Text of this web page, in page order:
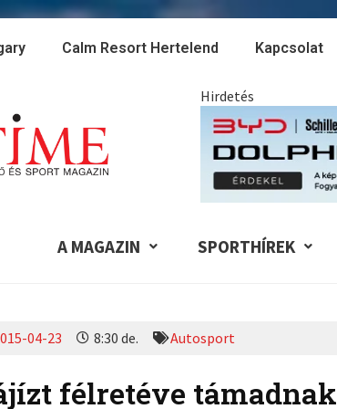
Calm Resort Hertelend Kapcsolat
Hirdetés
A MAGAZIN SPORTHÍREK
04-23 8:30 de. Autosport
félretéve támadnak